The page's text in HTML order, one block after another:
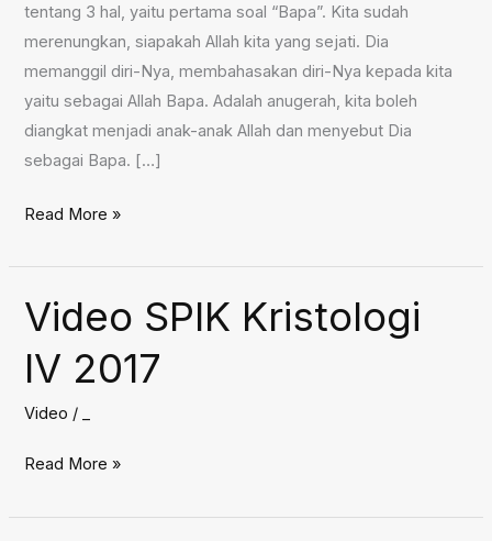
tentang 3 hal, yaitu pertama soal “Bapa”. Kita sudah
merenungkan, siapakah Allah kita yang sejati. Dia
memanggil diri-Nya, membahasakan diri-Nya kepada kita
yaitu sebagai Allah Bapa. Adalah anugerah, kita boleh
diangkat menjadi anak-anak Allah dan menyebut Dia
sebagai Bapa. […]
Doa
Kami
(4),
26
November
Read More »
Video SPIK Kristologi
IV 2017
Video /
Video
Kristologi
Read More »